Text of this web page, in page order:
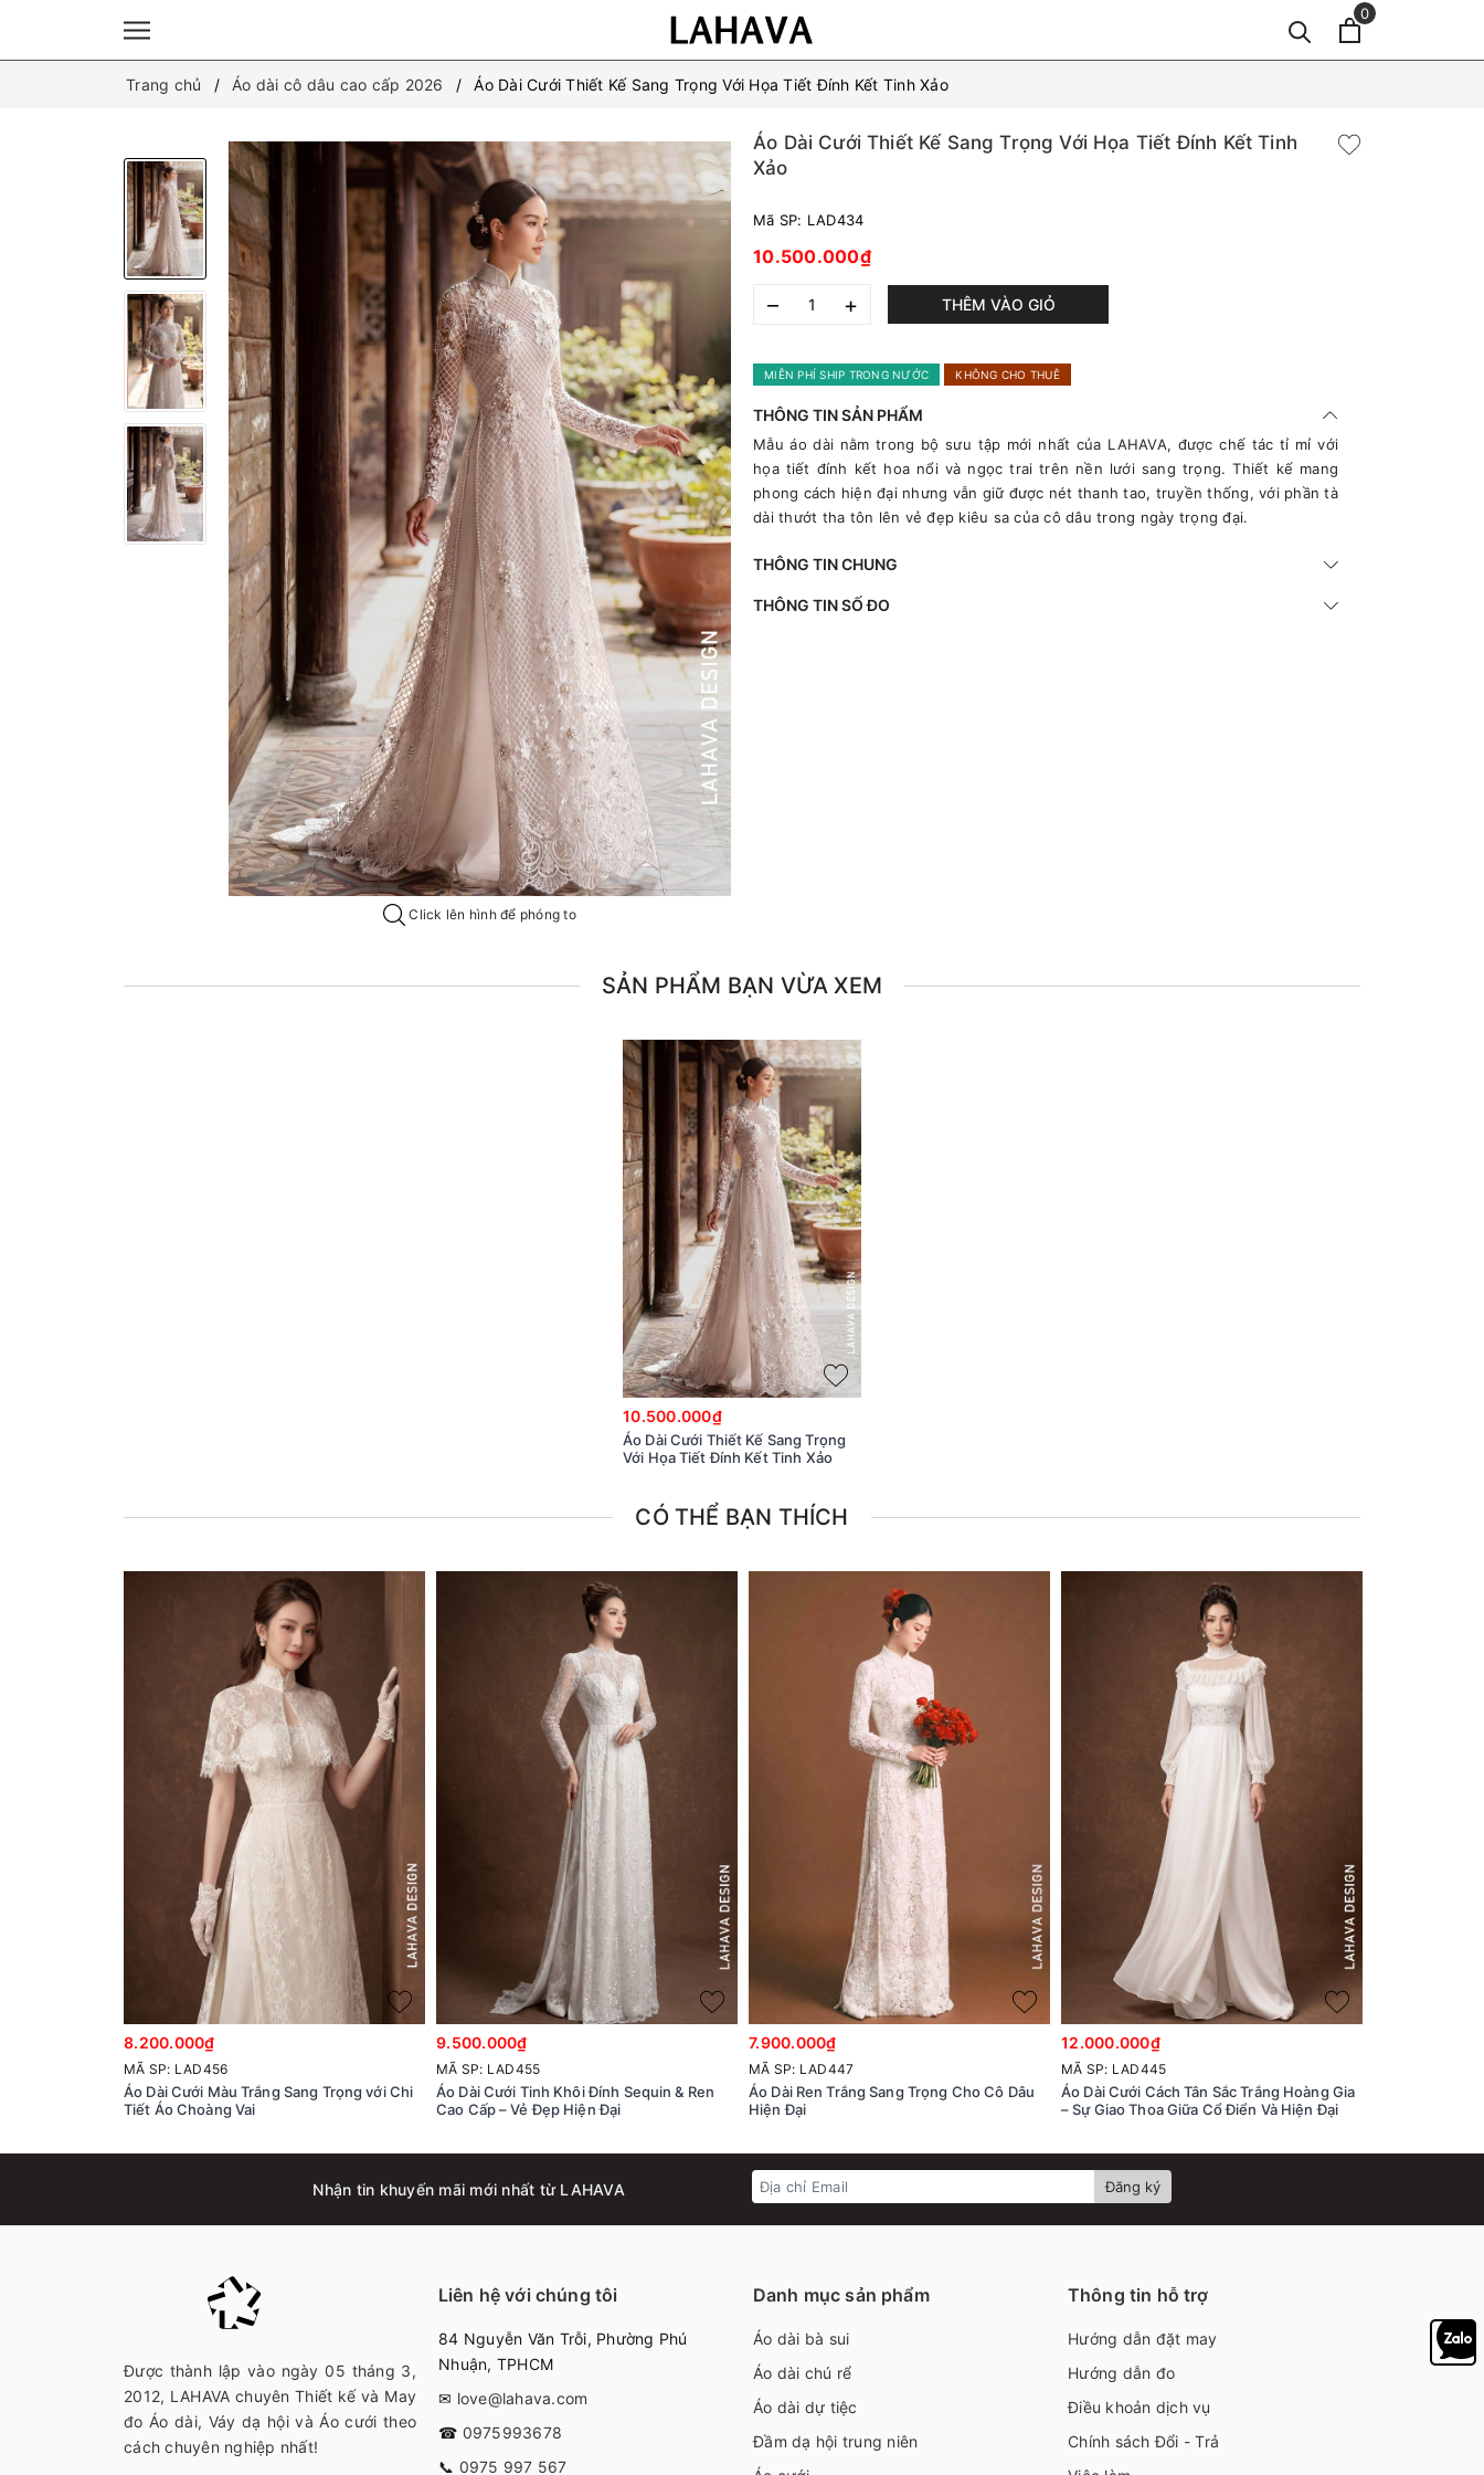
0
Trang chủ Áo dài cô dâu cao cấp 2026 Áo Dài Cưới Thiết Kế Sang Trọng Với Họa Tiết Đính Kết Tinh Xảo
Click lên hình để phóng to
Áo Dài Cưới Thiết Kế Sang Trọng Với Họa Tiết Đính Kết Tinh
Xảo
Mã SP: LAD434
10.500.000₫
– + THÊM VÀO GIỎ
MIỄN PHÍ SHIP TRONG NƯỚC KHÔNG CHO THUÊ
THÔNG TIN SẢN PHẨM
Mẫu áo dài nằm trong bộ sưu tập mới nhất của LAHAVA, được chế tác tỉ mỉ với
họa tiết đính kết hoa nổi và ngọc trai trên nền lưới sang trọng. Thiết kế mang
phong cách hiện đại nhưng vẫn giữ được nét thanh tao, truyền thống, với phần tà
dài thướt tha tôn lên vẻ đẹp kiêu sa của cô dâu trong ngày trọng đại.
THÔNG TIN CHUNG
THÔNG TIN SỐ ĐO
SẢN PHẨM BẠN VỪA XEM
10.500.000₫
Áo Dài Cưới Thiết Kế Sang Trọng
Với Họa Tiết Đính Kết Tinh Xảo
CÓ THỂ BẠN THÍCH
8.200.000₫
MÃ SP: LAD456
Áo Dài Cưới Màu Trắng Sang Trọng với Chi
Tiết Áo Choàng Vai
9.500.000₫
MÃ SP: LAD455
Áo Dài Cưới Tinh Khôi Đính Sequin & Ren
Cao Cấp – Vẻ Đẹp Hiện Đại
7.900.000₫
MÃ SP: LAD447
Áo Dài Ren Trắng Sang Trọng Cho Cô Dâu
Hiện Đại
12.000.000₫
MÃ SP: LAD445
Áo Dài Cưới Cách Tân Sắc Trắng Hoàng Gia
– Sự Giao Thoa Giữa Cổ Điển Và Hiện Đại
Nhận tin khuyến mãi mới nhất từ LAHAVA Đăng ký
Được thành lập vào ngày 05 tháng 3,
2012, LAHAVA chuyên Thiết kế và May
đo Áo dài, Váy dạ hội và Áo cưới theo
cách chuyên nghiệp nhất!
Liên hệ với chúng tôi
84 Nguyễn Văn Trỗi, Phường Phú
Nhuận, TPHCM
✉ love@lahava.com
☎ 0975993678
📞 0975 997 567
Danh mục sản phẩm
Áo dài bà sui
Áo dài chú rể
Áo dài dự tiệc
Đầm dạ hội trung niên
Thông tin hỗ trợ
Hướng dẫn đặt may
Hướng dẫn đo
Điều khoản dịch vụ
Chính sách Đổi - Trả